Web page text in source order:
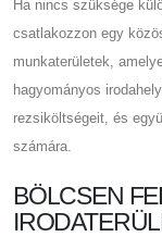
Ha nincs szüksége
csatlakozzon egy
munkaterületek,
hagyományos
rezsiköltségeit, és
számára.
BÖLCSEN